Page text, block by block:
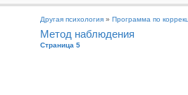
Другая психология »Программа по
Метод наблюдения
Страница 5